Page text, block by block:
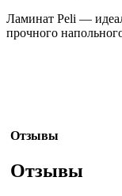
Ламинат Peli —
прочного
Отзывы
Отзывы